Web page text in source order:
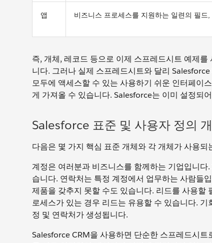
앱 비즈니스 프로세스를 지원하는 일련의 필
즉, 개체, 레코드 등으로 이제 스프레드시트 예제
니다. 그러나 실제 스프레드시트와 달리
모두에 액세스할 수 있는 사용하기 쉬운 인터페이
게 가져올 수 있습니다. Salesforce는 이미 설정되
Salesforce 표준 및 사용자 정의
다음은 몇 가지 핵심 표준 개체와 각 개체가 사용되
계정은 여러분과 비즈니스를 함께하는 기업입니
습니다. 연락처는 특정 계정에서 업무하는 사람들
제품을 갖추지 못할 수도 있습니다. 리드를 사용할
로세스가 있는 경우 리드는 유용할 수 있습니다.
정 및 연락처가 생성됩니다.
Salesforce CRM을 사용하면 단순한 스프레드시